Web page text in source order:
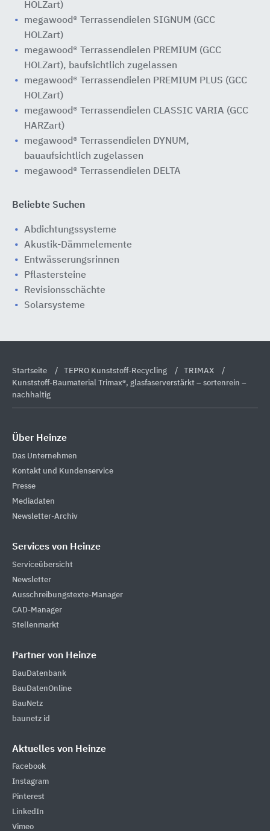
HOLZart)
megawood® Terrassendielen SIGNUM (GCC
HOLZart)
megawood® Terrassendielen PREMIUM (GCC
HOLZart), baufsichtlich zugelassen
megawood® Terrassendielen PREMIUM PLUS (GCC
HOLZart)
megawood® Terrassendielen CLASSIC VARIA (GCC
HARZart)
megawood® Terrassendielen DYNUM,
bauaufsichtlich zugelassen
megawood® Terrassendielen DELTA
Beliebte Suchen
Abdichtungssysteme
Akustik-Dämmelemente
Entwässerungsrinnen
Pflastersteine
Revisionsschächte
Solarsysteme
Startseite TEPRO Kunststoff-Recycling
TRIMAX
Kunststoff-Baumaterial Trimax®, glasfaserverstärkt – sortenrein –
nachhaltig
Über Heinze
Das Unternehmen
Kontakt und Kundenservice
Presse
Mediadaten
Newsletter-Archiv
Services von Heinze
Serviceübersicht
Newsletter
Ausschreibungstexte-Manager
CAD-Manager
Stellenmarkt
Partner von Heinze
BauDatenbank
BauDatenOnline
BauNetz
baunetz id
Aktuelles von Heinze
Facebook
Instagram
Pinterest
LinkedIn
Vimeo